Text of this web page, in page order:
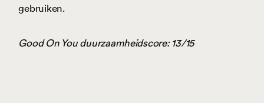
gebruiken.
Good On You duurzaamheidscore: 13/15